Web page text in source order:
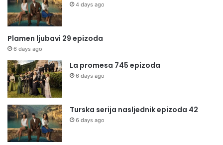
4 days ago
Plamen ljubavi 29 epizoda
6 days ago
La promesa 745 epizoda
6 days ago
Turska serija nasljednik epizoda 42
6 days ago